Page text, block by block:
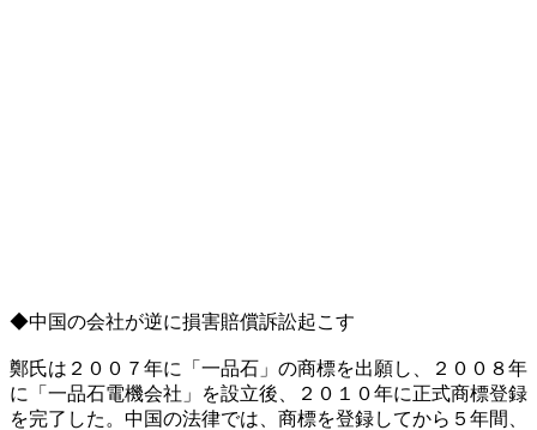
◆中国の会社が逆に損害賠償訴訟起こす
鄭氏は２００７年に「一品石」の商標を出願し、２００８年
に「一品石電機会社」を設立後、２０１０年に正式商標登録
を完了した。中国の法律では、商標を登録してから５年間、